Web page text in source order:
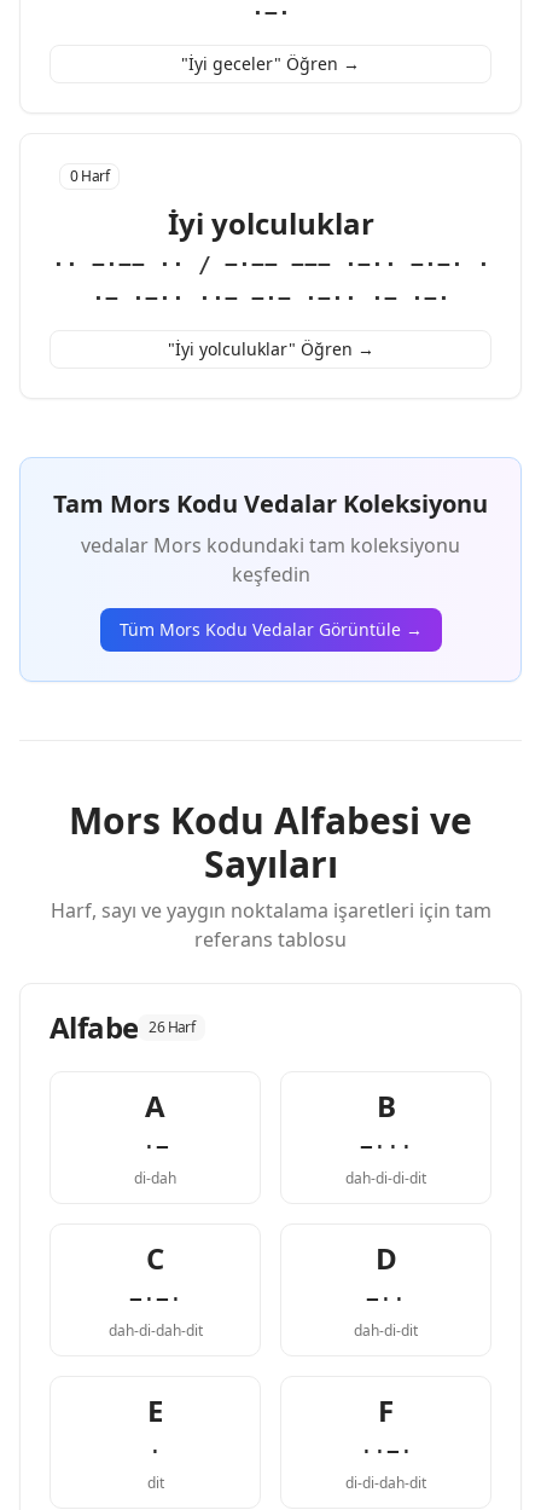
·−·
"İyi geceler" Öğren →
0 Harf
İyi yolculuklar
·· −·−− ·· / −·−− −−− ·−·· −·−· ·
·− ·−·· ··− −·− ·−·· ·− ·−·
"İyi yolculuklar" Öğren →
Tam Mors Kodu Vedalar Koleksiyonu
vedalar Mors kodundaki tam koleksiyonu
keşfedin
Tüm Mors Kodu Vedalar Görüntüle →
Mors Kodu Alfabesi ve
Sayıları
Harf, sayı ve yaygın noktalama işaretleri için tam
referans tablosu
Alfabe 26 Harf
A
·−
di-dah
B
−···
dah-di-di-dit
C
−·−·
dah-di-dah-dit
D
−··
dah-di-dit
E
·
dit
F
··−·
di-di-dah-dit